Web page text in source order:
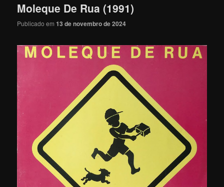
Moleque De Rua (1991)
Publicado em13 de novembro de 2024